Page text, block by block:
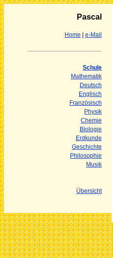
Pascal
Home e-Mail
Schule
Mathematik
Deutsch
Englisch
Französisch
Physik
Chemie
Biologie
Erdkunde
Geschichte
Philosophie
Musik
Übersicht